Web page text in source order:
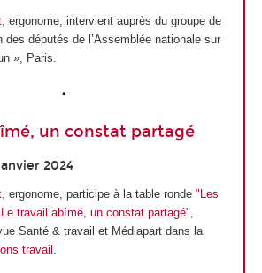
, ergonome, intervient auprès du groupe de
des députés de l’Assemblée nationale sur
», Paris.
•
un constat partagé
2024
, ergonome, participe à la table ronde "Les
travail abîmé, un constat partagé",
Santé & travail et Médiapart dans la
travail .